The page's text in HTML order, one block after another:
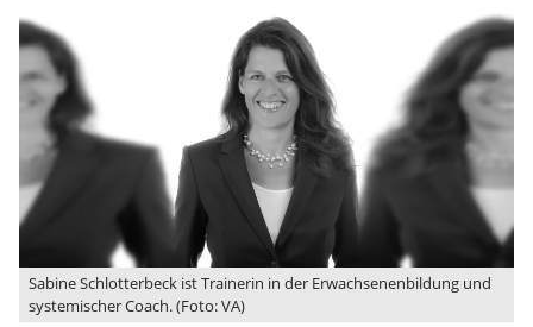
Sabine Schlotterbeck ist Trainerin in der Erwachsenenbildung und
systemischer Coach. (Foto: VA)